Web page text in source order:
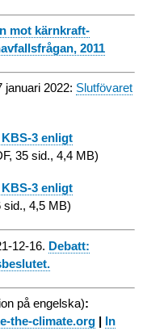
mot kärnkraft-
2011
januari 2022: Slutfövaret
3 enligt
35 sid., 4,4 MB)
3 enligt
sid., 4,5 MB)
12-16. Debatt:
på engelska):
the-climate.org | In